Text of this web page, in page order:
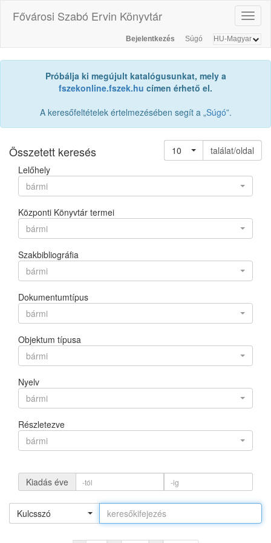
Fővárosi Szabó Ervin Könyvtár
Bejelentkezés Súgó
Próbálja ki megújult katalógusunkat, mely a
fszekonline.fszek.hu címen érhető el.
A keresőfeltételek értelmezésében segít a „Súgó”.
Összetett keresés 10
találat/oldal
Lelőhely
bármi
Központi Könyvtár termei
bármi
Szakbibliográfia
bármi
Dokumentumtípus
bármi
Objektum típusa
bármi
Nyelv
bármi
Részletezve
bármi
Kiadás éve
Kulcsszó